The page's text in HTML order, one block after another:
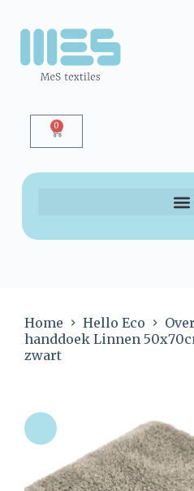
0
Home Hello Eco
handdoek Linnen
zwart